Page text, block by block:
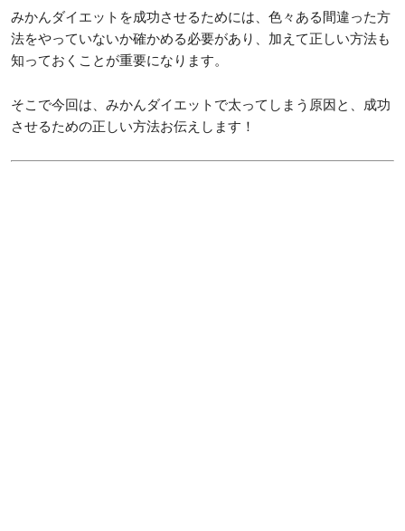
みかんダイエットを成功させるためには、色々ある間違った方
法をやっていないか確かめる必要があり、加えて正しい方法も
知っておくことが重要になります。
そこで今回は、みかんダイエットで太ってしまう原因と、成功
させるための正しい方法お伝えします！